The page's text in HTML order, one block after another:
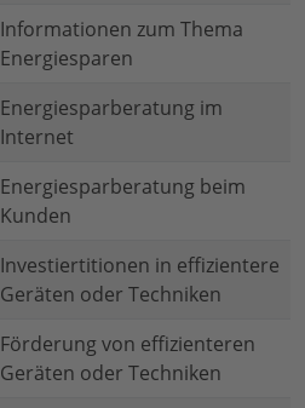
Informationen zum Thema
Energiesparen
Energiesparberatung im
Internet
Energiesparberatung beim
Kunden
Investiertitionen in effizientere
Geräten oder Techniken
Förderung von effizienteren
Geräten oder Techniken